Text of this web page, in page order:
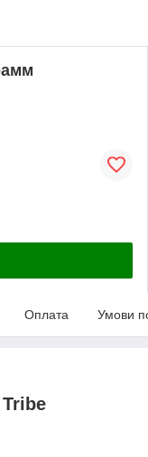
Оплата Умови